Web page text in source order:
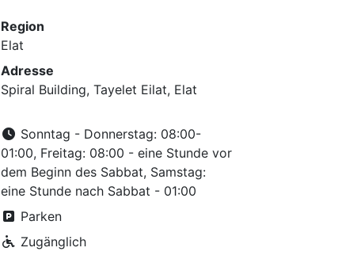
Region
Elat
Adresse
Spiral Building, Tayelet Eilat, Elat
Sonntag - Donnerstag: 08:00-
01:00, Freitag: 08:00 - eine Stunde vor
dem Beginn des Sabbat, Samstag:
eine Stunde nach Sabbat - 01:00
Parken
Zugänglich